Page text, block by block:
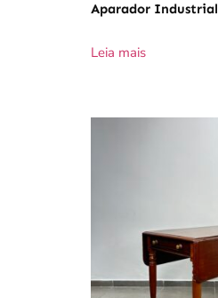
Aparador Industrial
Leia mais